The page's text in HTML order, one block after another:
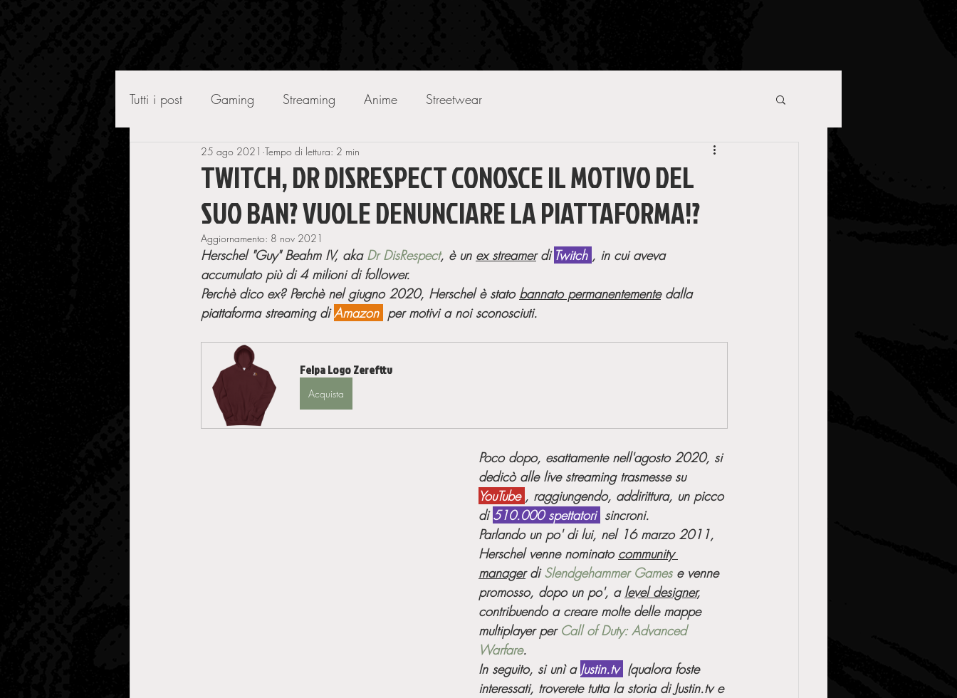
Tutti i post Gaming Streaming Anime Streetwear
TWITCH, DR DISRESPECT CONOSCE IL MOTIVO DEL
SUO BAN? VUOLE DENUNCIARE LA PIATTAFORMA!?
25 ago 2021 Tempo di lettura: 2 min
Aggiornamento: 8 nov 2021
Herschel "Guy" Beahm IV, aka Dr DisRespect, è un ex streamer di Twitch , in cui aveva
accumulato più di 4 milioni di follower.
Perchè dico ex? Perchè nel giugno 2020, Herschel è stato bannato permanentemente dalla
piattaforma streaming di Amazon per motivi a noi sconosciuti.
Felpa Logo Zerefttv
Acquista
Poco dopo, esattamente nell'agosto 2020, si
dedicò alle live streaming trasmesse su
YouTube , raggiungendo, addirittura, un picco
di 510.000 spettatori sincroni.
Parlando un po' di lui, nel 16 marzo 2011,
Herschel venne nominato community
manager di Slendgehammer Games e venne
promosso, dopo un po', a level designer,
contribuendo a creare molte delle mappe
multiplayer per Call of Duty: Advanced
Warfare.
In seguito, si unì a Justin.tv (qualora foste
interessati, troverete tutta la storia di Justin.tv e